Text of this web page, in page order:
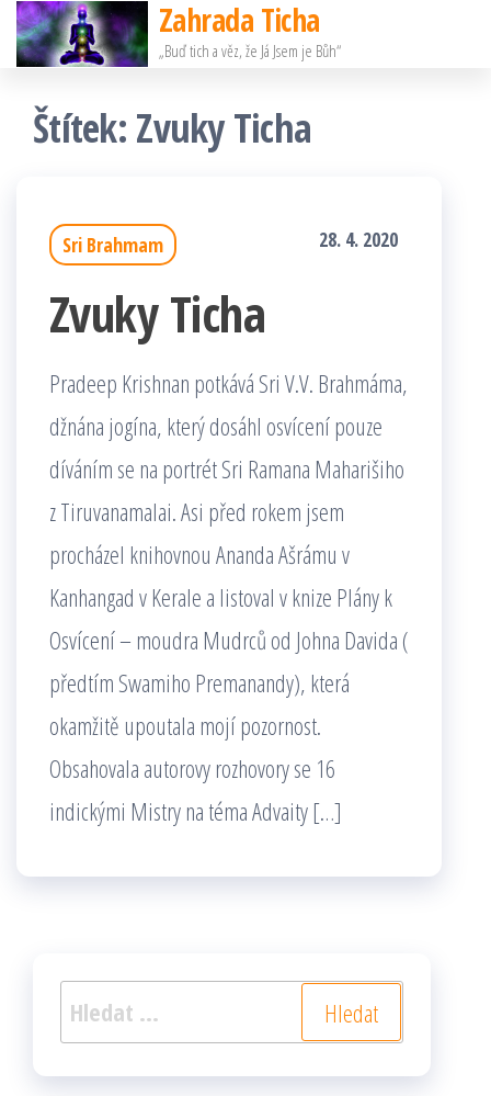
Přeskočit
na
obsah
Zahrada Ticha
„Buď tich a věz, že Já Jsem je Bůh“
Štítek: Zvuky Ticha
Sri Brahmam 28. 4. 2020
Zvuky Ticha
Pradeep Krishnan potkává Sri V.V. Brahmáma,
džnána jogína, který dosáhl osvícení pouze
díváním se na portrét Sri Ramana Maharišiho
z Tiruvanamalai. Asi před rokem jsem
procházel knihovnou Ananda Ašrámu v
Kanhangad v Kerale a listoval v knize Plány k
Osvícení – moudra Mudrců od Johna Davida (
předtím Swamiho Premanandy), která
okamžitě upoutala mojí pozornost.
Obsahovala autorovy rozhovory se 16
indickými Mistry na téma Advaity […]
Vyhledávání